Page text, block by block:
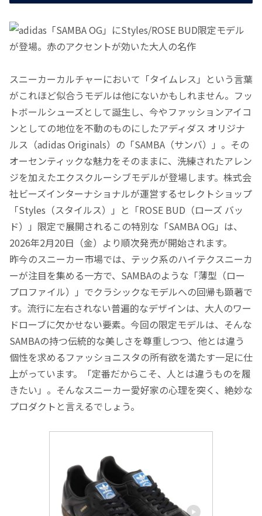
スニーカーカルチャーにおいて「タイムレス」という言葉
がこれほど似合うモデルは他にないかもしれません。フッ
トボールシューズとして誕生し、今やファッションアイコ
ンとしての地位を不動のものにしたアディダス オリジナ
ルス（adidas Originals）の「SAMBA（サンバ）」。その
オーセンティックな魅力をそのままに、洗練されたアレン
ジを加えたエクスクルーシブモデルが登場します。株式会
社ビーズインターナショナルが運営するセレクトショップ
「Styles（スタイルス）」と「ROSE BUD（ローズ バッ
ド）」限定で展開されるこの特別な「SAMBA OG」は、
2026年2月20日（金）より順次発売が開始されます。
昨今のスニーカー市場では、テック系のハイテクスニーカ
ーが注目を集める一方で、SAMBAのような「薄型（ロー
プロファイル）」でクラシックなモデルへの回帰も顕著で
す。流行に左右されない普遍的なデザインは、大人のワー
ドローブに欠かせない要素。今回の限定モデルは、そんな
SAMBAの持つ伝統的な美しさを尊重しつつ、他とは違う
個性を求めるファッショニスタの所有欲を満たす一足に仕
上がっています。「定番だからこそ、人とは違うものを履
きたい」。そんなスニーカー愛好家の心理を突く、絶妙な
プロダクトと言えるでしょう。